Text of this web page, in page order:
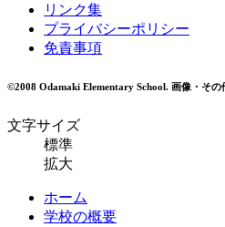
リンク集
プライバシーポリシー
免責事項
©2008 Odamaki Elementary School. 画像・その
文字サイズ
標準
拡大
ホーム
学校の概要